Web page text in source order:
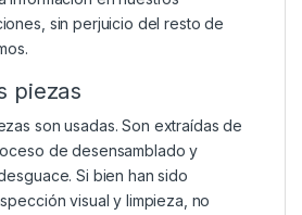
, sin perjuicio del resto de
piezas
son usadas. Son extraídas de
de desensamblado y
Si bien han sido
visual y limpieza, no